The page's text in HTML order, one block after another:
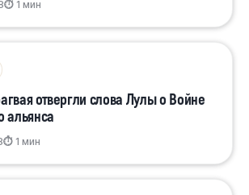
⏱ 1 мин
отвергли слова Лулы о Войне
альянса
⏱ 1 мин